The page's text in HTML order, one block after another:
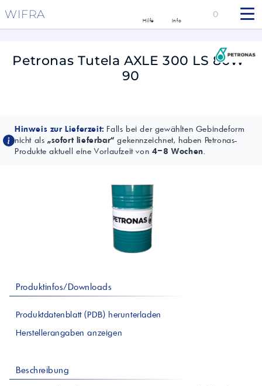
WIFRA Hilfe Info
0
Petronas Tutela AXLE 300 LS 80W-
90
Hinweis zur Lieferzeit: Falls bei der gewählten Gebindeform
nicht als „sofort lieferbar“ gekennzeichnet, haben Petronas-
Produkte aktuell eine Vorlaufzeit von 4–8 Wochen.
Produktinfos/Downloads
Produktdatenblatt (PDB) herunterladen
Herstellerangaben anzeigen
Beschreibung